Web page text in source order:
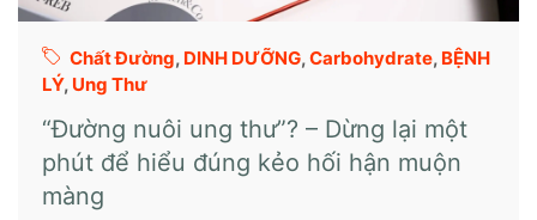
Chất Đường, DINH DƯỠNG,Carbohydrate, BỆNH
LÝ, Ung Thư
“Đường nuôi ung thư”? – Dừng lại một
phút để hiểu đúng kẻo hối hận muộn
màng